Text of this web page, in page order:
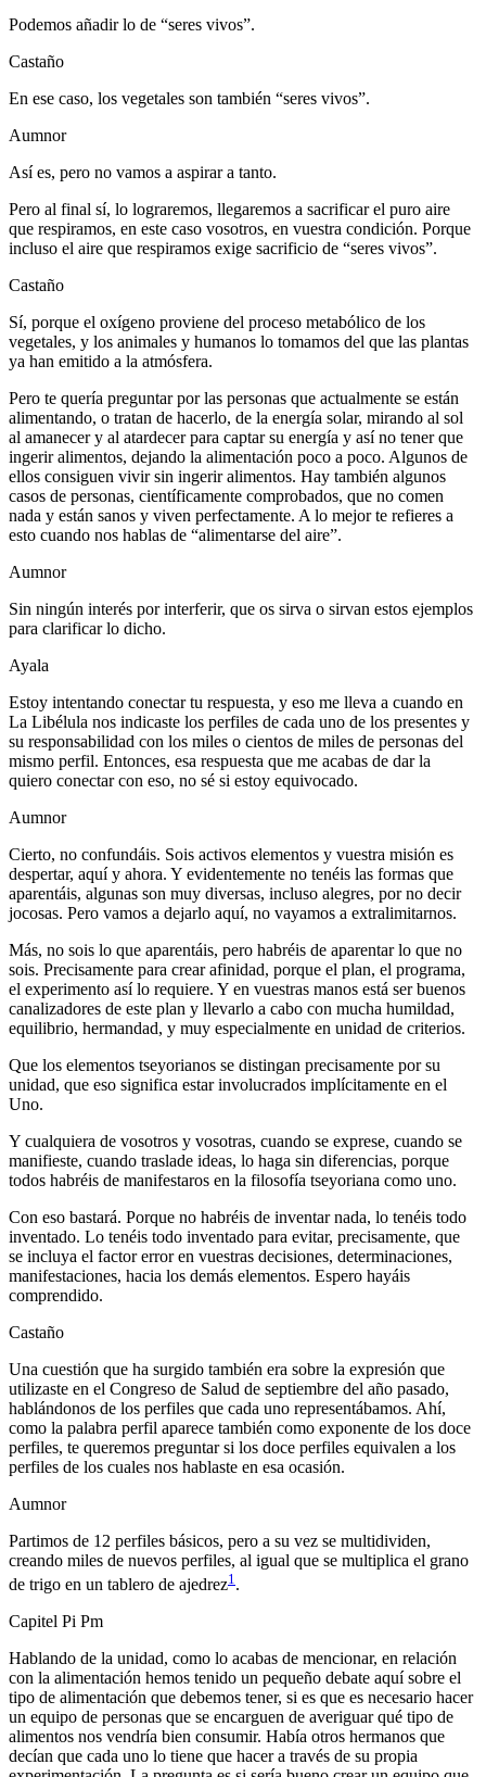
Podemos añadir lo de “seres vivos”.
Castaño
En ese caso, los vegetales son también “seres vivos”.
Aumnor
Así es, pero no vamos a aspirar a tanto.
Pero al final sí, lo lograremos, llegaremos a sacrificar el puro aire
que respiramos, en este caso vosotros, en vuestra condición. Porque
incluso el aire que respiramos exige sacrificio de “seres vivos”.
Castaño
Sí, porque el oxígeno proviene del proceso metabólico de los
vegetales, y los animales y humanos lo tomamos del que las plantas
ya han emitido a la atmósfera.
Pero te quería preguntar por las personas que actualmente se están
alimentando, o tratan de hacerlo, de la energía solar, mirando al sol
al amanecer y al atardecer para captar su energía y así no tener que
ingerir alimentos, dejando la alimentación poco a poco. Algunos de
ellos consiguen vivir sin ingerir alimentos. Hay también algunos
casos de personas, científicamente comprobados, que no comen
nada y están sanos y viven perfectamente. A lo mejor te refieres a
esto cuando nos hablas de “alimentarse del aire”.
Aumnor
Sin ningún interés por interferir, que os sirva o sirvan estos ejemplos
para clarificar lo dicho.
Ayala
Estoy intentando conectar tu respuesta, y eso me lleva a cuando en
La Libélula nos indicaste los perfiles de cada uno de los presentes y
su responsabilidad con los miles o cientos de miles de personas del
mismo perfil. Entonces, esa respuesta que me acabas de dar la
quiero conectar con eso, no sé si estoy equivocado.
Aumnor
Cierto, no confundáis. Sois activos elementos y vuestra misión es
despertar, aquí y ahora. Y evidentemente no tenéis las formas que
aparentáis, algunas son muy diversas, incluso alegres, por no decir
jocosas. Pero vamos a dejarlo aquí, no vayamos a extralimitarnos.
Más, no sois lo que aparentáis, pero habréis de aparentar lo que no
sois. Precisamente para crear afinidad, porque el plan, el programa,
el experimento así lo requiere. Y en vuestras manos está ser buenos
canalizadores de este plan y llevarlo a cabo con mucha humildad,
equilibrio, hermandad, y muy especialmente en unidad de criterios.
Que los elementos tseyorianos se distingan precisamente por su
unidad, que eso significa estar involucrados implícitamente en el
Uno.
Y cualquiera de vosotros y vosotras, cuando se exprese, cuando se
manifieste, cuando traslade ideas, lo haga sin diferencias, porque
todos habréis de manifestaros en la filosofía tseyoriana como uno.
Con eso bastará. Porque no habréis de inventar nada, lo tenéis todo
inventado. Lo tenéis todo inventado para evitar, precisamente, que
se incluya el factor error en vuestras decisiones, determinaciones,
manifestaciones, hacia los demás elementos. Espero hayáis
comprendido.
Castaño
Una cuestión que ha surgido también era sobre la expresión que
utilizaste en el Congreso de Salud de septiembre del año pasado,
hablándonos de los perfiles que cada uno representábamos. Ahí,
como la palabra perfil aparece también como exponente de los doce
perfiles, te queremos preguntar si los doce perfiles equivalen a los
perfiles de los cuales nos hablaste en esa ocasión.
Aumnor
Partimos de 12 perfiles básicos, pero a su vez se multidividen,
creando miles de nuevos perfiles, al igual que se multiplica el grano
de trigo en un tablero de ajedrez1 .
Capitel Pi Pm
Hablando de la unidad, como lo acabas de mencionar, en relación
con la alimentación hemos tenido un pequeño debate aquí sobre el
tipo de alimentación que debemos tener, si es que es necesario hacer
un equipo de personas que se encarguen de averiguar qué tipo de
alimentos nos vendría bien consumir. Había otros hermanos que
decían que cada uno lo tiene que hacer a través de su propia